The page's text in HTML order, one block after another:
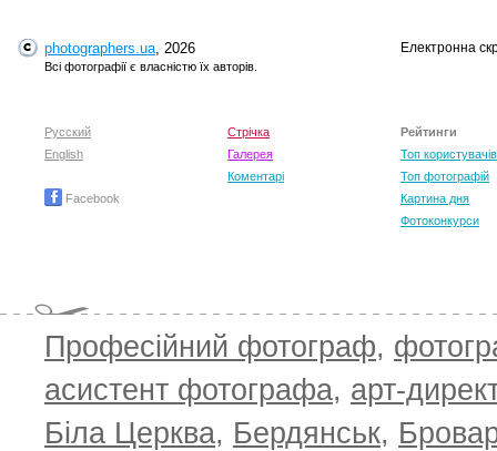
Ірина Кулікова Віталій Шафранський
Олександр Ярмошевич
photographers.ua, 2026
Всі фотографії є власністю їх авторів.
Електронна
Русский
English
Facebook
Стрічка
Галерея
Коментарі
Рейтинги
Топ користувачів
Топ фотографій
Картина дня
Фотоконкурси
Професійний фотограф,
асистент фотографа, арт-
Біла Церква, Бердянськ,